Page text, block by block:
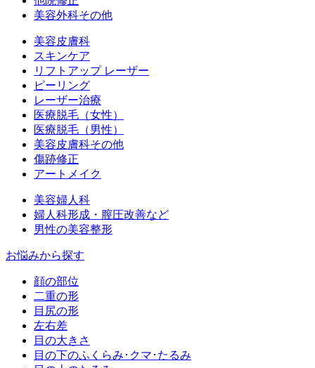
美容外科その他
美容皮膚科
スキンケア
リフトアップ レーザー
ピーリング
レーザー治療
医療脱毛（女性）
医療脱毛（男性）
美容皮膚科その他
傷跡修正
アートメイク
美容婦人科
婦人科形成・膣圧改善など
男性の美容整形
お悩みから探す
顔の部位
二重の形
目尻の形
左右差
目の大きさ
目の下のふくらみ･クマ･たるみ